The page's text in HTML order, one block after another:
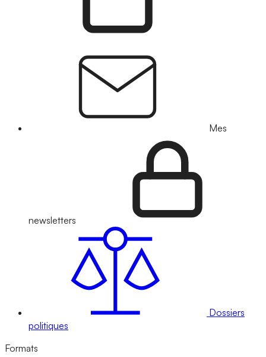
Mes
newsletters
Dossiers
politiques
Formats